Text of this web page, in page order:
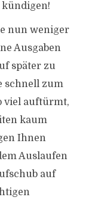
kündigen!
nun weniger
Ausgaben
später zu
schnell zum
viel auftürmt,
kaum
Ihnen
Auslaufen
auf